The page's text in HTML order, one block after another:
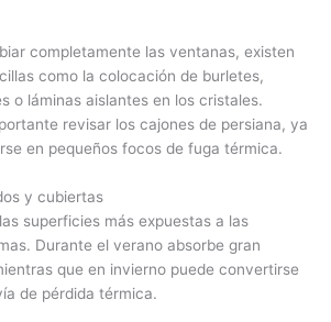
completamente las ventanas, existen
como la colocación de burletes,
o láminas aislantes en los cristales.
revisar los cajones de persiana, ya
en pequeños focos de fuga térmica.
y cubiertas
superficies más expuestas a las
Durante el verano absorbe gran
que en invierno puede convertirse
de pérdida térmica.